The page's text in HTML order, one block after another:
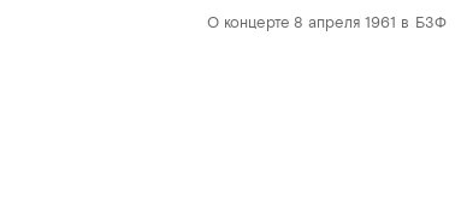
О концерте 8 апреля 1961 в БЗФ